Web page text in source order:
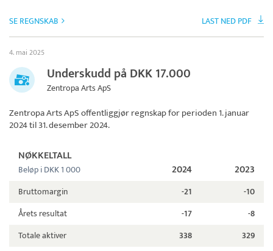
SE REGNSKAB LAST NED PDF
4. mai 2025
Underskudd på DKK 17.000
Zentropa Arts ApS
Zentropa Arts ApSoffentliggjør regnskap for perioden 1. januar
2024 til 31. desember 2024.
NØKKELTALL
Beløp i DKK 1 000 2024 2023
Bruttomargin -21
-10
Årets resultat
-17
-8
Totale aktiver
338
329